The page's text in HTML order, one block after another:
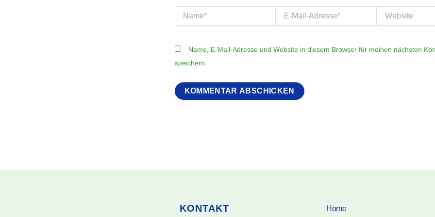
Mail-
Name, E-Mail-Adresse und Website in diesem Browser für meinen nächsten
speichern.
KONTAKT Home